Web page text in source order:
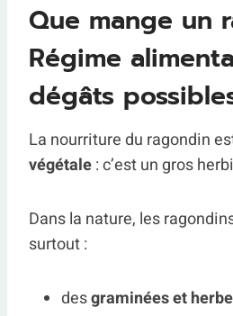
Que mange un
Régime
dégâts
La nourriture du ragondin
végétale: c’est un gros
Dans la nature, les
surtout :
desgraminées et